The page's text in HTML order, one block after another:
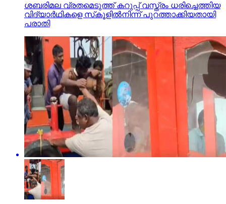
ശബരിമല വ്രതമെടുത്ത് കറുപ്പ് വസ്ത്രം ധരിച്ചെത്തിയ
വിദ്യാര്‍ഥികളെ സ്‌കൂളില്‍നിന്ന് പുറത്താക്കിയതായി
പരാതി